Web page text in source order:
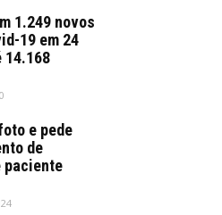
1.249 novos
19 em 24
14.168
e pede
de